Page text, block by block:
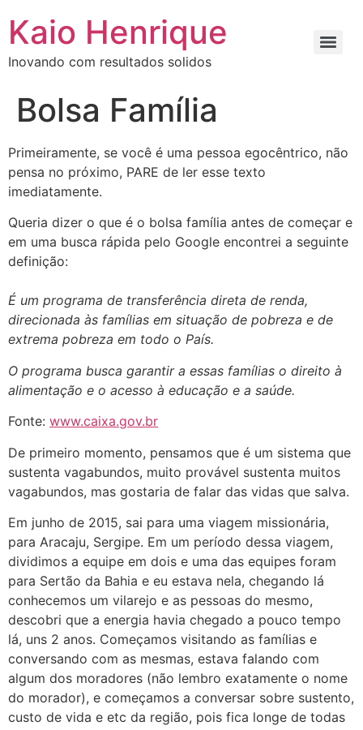
Kaio Henrique
Inovando com resultados solidos
Bolsa Família
Primeiramente, se você é uma pessoa egocêntrico, não
pensa no próximo, PARE de ler esse texto
imediatamente.
Queria dizer o que é o bolsa família antes de começar e
em uma busca rápida pelo Google encontrei a seguinte
definição:
É um programa de transferência direta de renda,
direcionada às famílias em situação de pobreza e de
extrema pobreza em todo o País.
O programa busca garantir a essas famílias o direito à
alimentação e o acesso à educação e a saúde.
Fonte: www.caixa.gov.br
De primeiro momento, pensamos que é um sistema que
sustenta vagabundos, muito provável sustenta muitos
vagabundos, mas gostaria de falar das vidas que salva.
Em junho de 2015, sai para uma viagem missionária,
para Aracaju, Sergipe. Em um período dessa viagem,
dividimos a equipe em dois e uma das equipes foram
para Sertão da Bahia e eu estava nela, chegando lá
conhecemos um vilarejo e as pessoas do mesmo,
descobri que a energia havia chegado a pouco tempo
lá, uns 2 anos. Começamos visitando as famílias e
conversando com as mesmas, estava falando com
algum dos moradores (não lembro exatamente o nome
do morador), e começamos a conversar sobre sustento,
custo de vida e etc da região, pois fica longe de todas